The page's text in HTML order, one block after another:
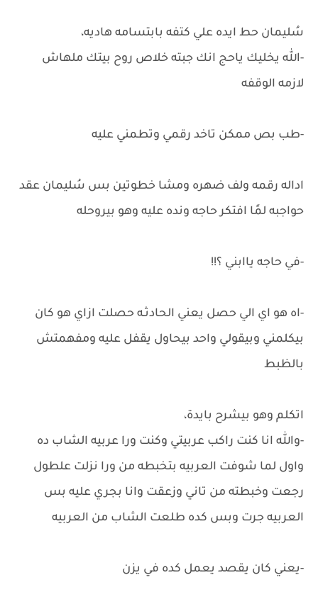
سُليمان حط ايده علي كتفه بابتسامه هاديه،
-الله يخليك ياحج انك جبته خلاص روح بيتك ملهاش
لازمه الوقفه
-طب بص ممكن تاخد رقمي وتطمني عليه
اداله رقمه ولف ضهره ومشا خطوتين بس سُليمان عقد
حواجبه لمًا افتكر حاجه ونده عليه وهو بيروحله
-في حاجه ياابني ؟!!
-اه هو اي الي حصل يعني الحادثـه حصلت ازاي هو كان
بيكلمني وبيقولي واحد بيحاول يقفل عليه ومفهمتش
بالظبط
اتكلم وهو بيشرح بايدة،
-والله انا كنت راكب عربيتي وكنت ورا عربيه الشاب ده
واول لما شوفت العربيه بتخبطه من ورا نزلت علطول
رجعت وخبطته من تاني وزعقت وانا بجري عليه بس
العربيه جرت وبس كده طلعت الشاب من العربيه
-يعني كان يقصد يعمل كده في يزن